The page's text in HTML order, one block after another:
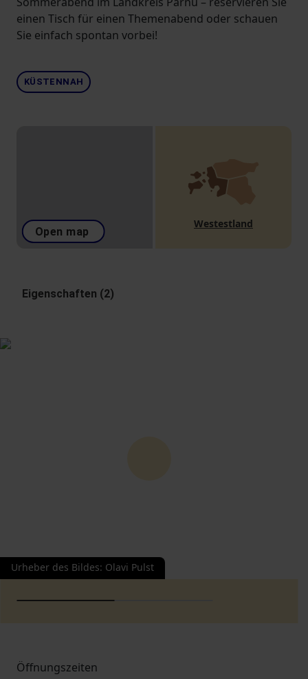
einen Tisch für einen Themenabend oder schauen
Sie einfach spontan vorbei!
KÜSTENNAH
Open map
Westestland
Eigenschaften (2)
Urheber des Bildes: Olavi Pulst
Öffnungszeiten